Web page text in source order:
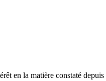
en la matière constaté